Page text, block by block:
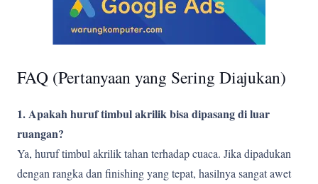
FAQ (Pertanyaan yang Sering Diajukan)
1. Apakah huruf timbul akrilik bisa dipasang di luar
ruangan?
Ya, huruf timbul akrilik tahan terhadap cuaca. Jika dipadukan
dengan rangka dan finishing yang tepat, hasilnya sangat awet